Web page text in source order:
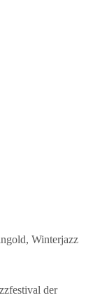
Winterjazz
der